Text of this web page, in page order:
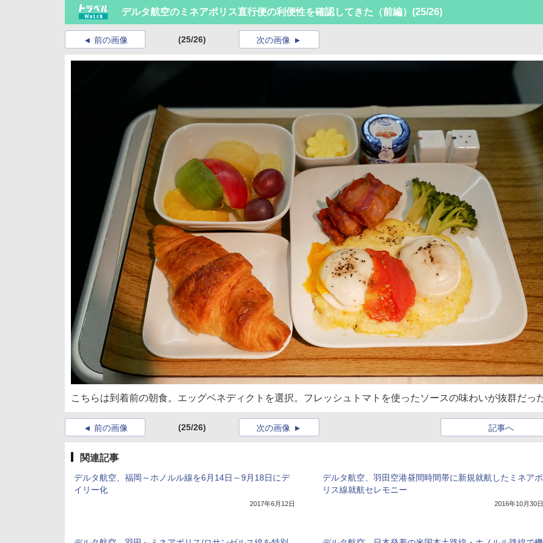
デルタ航空のミネアポリス直行便の利便性を確認してきた（前編） (25/26)
前の画像 (25/26) 次の画像
こちらは到着前の朝食。エッグベネディクトを選択。フレッシュトマトを使ったソースの味わいが抜群だっ
前の画像 (25/26) 記事へ
次の画像
関連記事
デルタ航空、福岡～ホノルル線を6月14日～9月18日にデ
イリー化
2017年6月12日
デルタ航空、羽田空港昼間時間帯に新規就航したミネアポ
リス線就航セレモニー
2016年10月30日